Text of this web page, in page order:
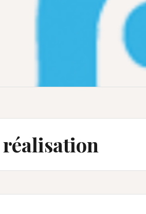
réalisation